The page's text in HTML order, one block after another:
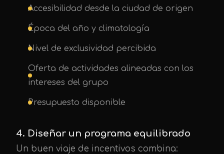
Accesibilidad desde la ciudad de origen
Época del año y climatología
Nivel de exclusividad percibida
Oferta de actividades alineadas con los
intereses del grupo
Presupuesto disponible
4. Diseñar un programa equilibrado
Un buen viaje de incentivos combina: